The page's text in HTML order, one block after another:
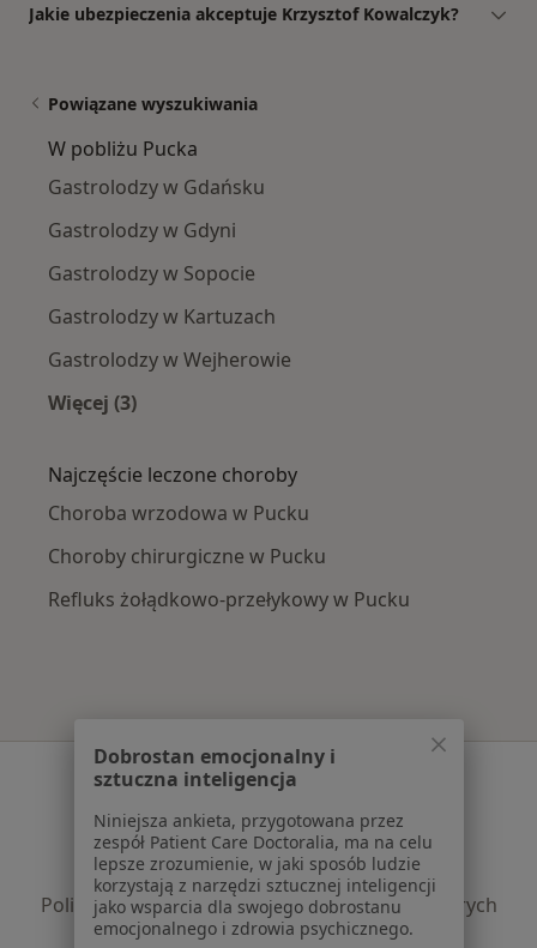
Jakie ubezpieczenia akceptuje Krzysztof Kowalczyk?
Powiązane wyszukiwania
W pobliżu Pucka
Gastrolodzy w Gdańsku
Gastrolodzy w Gdyni
Gastrolodzy w Sopocie
Gastrolodzy w Kartuzach
Gastrolodzy w Wejherowie
Więcej (3)
Najczęście leczone choroby
Choroba wrzodowa w Pucku
Choroby chirurgiczne w Pucku
Refluks żołądkowo-przełykowy w Pucku
Serwis
Regulamin
Polityka prywatności pacjentów
Polityka prywatności profesjonalistów
Polityka prywatności dla profesjonalistów, których
dane pozyskaliśmy samodzielnie
Dobrostan emocjonalny i
sztuczna inteligencja
Niniejsza ankieta, przygotowana przez
zespół Patient Care Doctoralia, ma na celu
lepsze zrozumienie, w jaki sposób ludzie
korzystają z narzędzi sztucznej inteligencji
jako wsparcia dla swojego dobrostanu
emocjonalnego i zdrowia psychicznego.